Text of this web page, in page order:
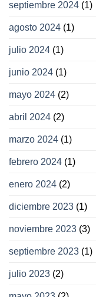
septiembre 2024 (1)
agosto 2024 (1)
julio 2024 (1)
junio 2024 (1)
mayo 2024 (2)
abril 2024 (2)
marzo 2024 (1)
febrero 2024 (1)
enero 2024 (2)
diciembre 2023 (1)
noviembre 2023 (3)
septiembre 2023 (1)
julio 2023 (2)